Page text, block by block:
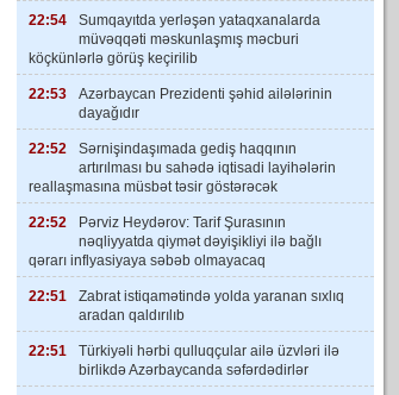
22:54
Sumqayıtda yerləşən yataqxanalarda
müvəqqəti məskunlaşmış məcburi
köçkünlərlə görüş keçirilib
22:53
Azərbaycan Prezidenti şəhid ailələrinin
dayağıdır
22:52
Sərnişindaşımada gediş haqqının
artırılması bu sahədə iqtisadi layihələrin
reallaşmasına müsbət təsir göstərəcək
22:52
Pərviz Heydərov: Tarif Şurasının
nəqliyyatda qiymət dəyişikliyi ilə bağlı
qərarı inflyasiyaya səbəb olmayacaq
22:51
Zabrat istiqamətində yolda yaranan sıxlıq
aradan qaldırılıb
22:51
Türkiyəli hərbi qulluqçular ailə üzvləri ilə
birlikdə Azərbaycanda səfərdədirlər